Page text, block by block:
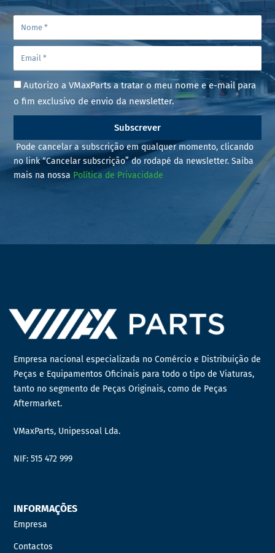
Autorizo a VMaxParts a tratar o meu nome e e-mail para
o fim exclusivo de envio da newsletter.
Subscrever
Pode cancelar a subscrição em qualquer momento, clicando
no link “Cancelar subscrição” do rodapé da newsletter. Saiba
mais na nossa Política de Privacidade
Empresa nacional especializada no Comércio e Distribuição de
Peças e Equipamentos Oficinais para todo o tipo de Viaturas,
tanto no segmento de Peças Originais, como de Peças
Aftermarket.
VMaxParts, Unipessoal Lda.
NIF: 515 472 999
INFORMAÇÕES
Empresa
Contactos